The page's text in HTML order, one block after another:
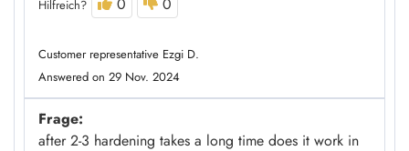
Hilfreich?
Customer representative Ezgi D.
Answered on 29 Nov. 2024
Frage:
after 2-3 hardening takes a long time does it work in